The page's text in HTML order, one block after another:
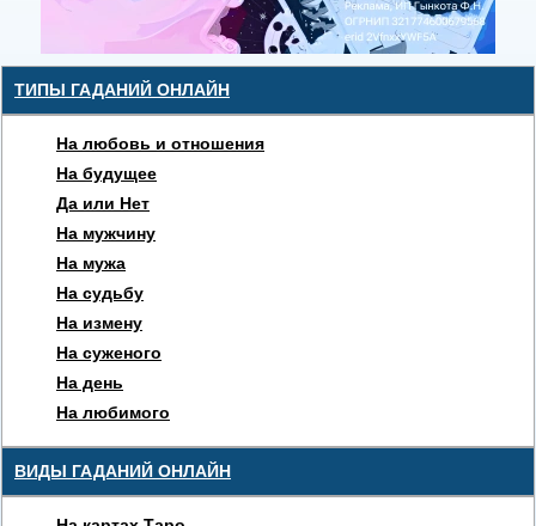
ТИПЫ ГАДАНИЙ ОНЛАЙН
На любовь и отношения
На будущее
Да или Нет
На мужчину
На мужа
На судьбу
На измену
На суженого
На день
На любимого
ВИДЫ ГАДАНИЙ ОНЛАЙН